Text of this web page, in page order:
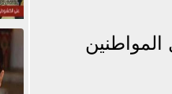
المواطنين